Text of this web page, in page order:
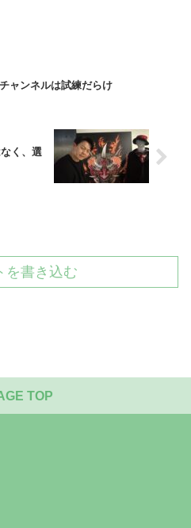
ャンネルは試練だらけ
く、選
を書き込む
TOP